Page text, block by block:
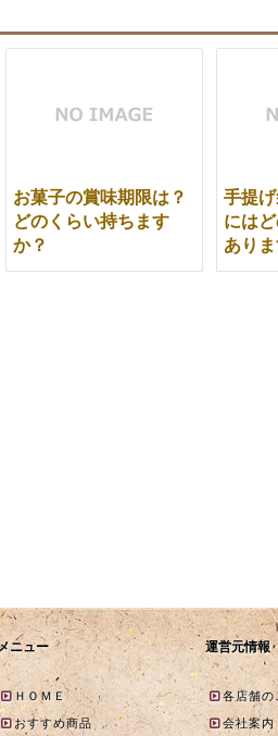
お菓子の賞味期限は？
どのくらい持ちます
か？
手提
には
あり
ニュー
ＨＯＭＥ
おすすめ商品
運営元情報
各店舗の
会社案内